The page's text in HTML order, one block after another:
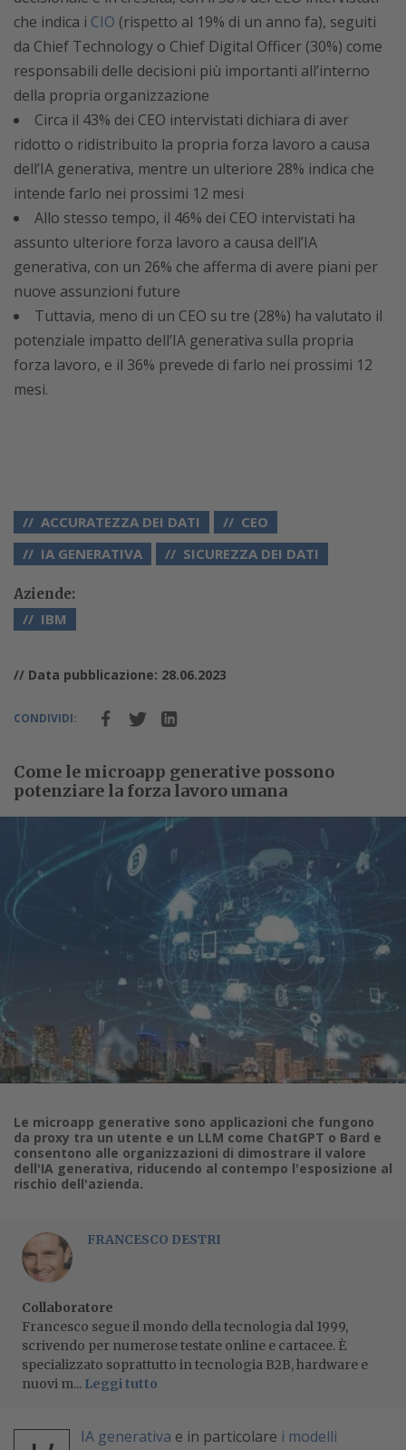
che indica i CIO (rispetto al 19% di un anno fa), seguiti
da Chief Technology o Chief Digital Officer (30%) come
responsabili delle decisioni più importanti all’interno
della propria organizzazione
Circa il 43% dei CEO intervistati dichiara di aver
ridotto o ridistribuito la propria forza lavoro a causa
dell’IA generativa, mentre un ulteriore 28% indica che
intende farlo nei prossimi 12 mesi
Allo stesso tempo, il 46% dei CEO intervistati ha
assunto ulteriore forza lavoro a causa dell’IA
generativa, con un 26% che afferma di avere piani per
nuove assunzioni future
Tuttavia, meno di un CEO su tre (28%) ha valutato il
potenziale impatto dell’IA generativa sulla propria
forza lavoro, e il 36% prevede di farlo nei prossimi 12
mesi.
ACCURATEZZA DEI DATI
CEO
IA GENERATIVA
SICUREZZA DEI DATI
Aziende:
IBM
// Data pubblicazione: 28.06.2023
CONDIVIDI:
Come le microapp generative possono
potenziare la forza lavoro umana
Le microapp generative sono applicazioni che fungono
da proxy tra un utente e un LLM come ChatGPT o Bard e
consentono alle organizzazioni di dimostrare il valore
dell'IA generativa, riducendo al contempo l'esposizione al
rischio dell'azienda.
FRANCESCO DESTRI
Collaboratore
Francesco segue il mondo della tecnologia dal 1999,
scrivendo per numerose testate online e cartacee. È
specializzato soprattutto in tecnologia B2B, hardware e
nuovi m... Leggi tutto
IA generativa e in particolare i modelli